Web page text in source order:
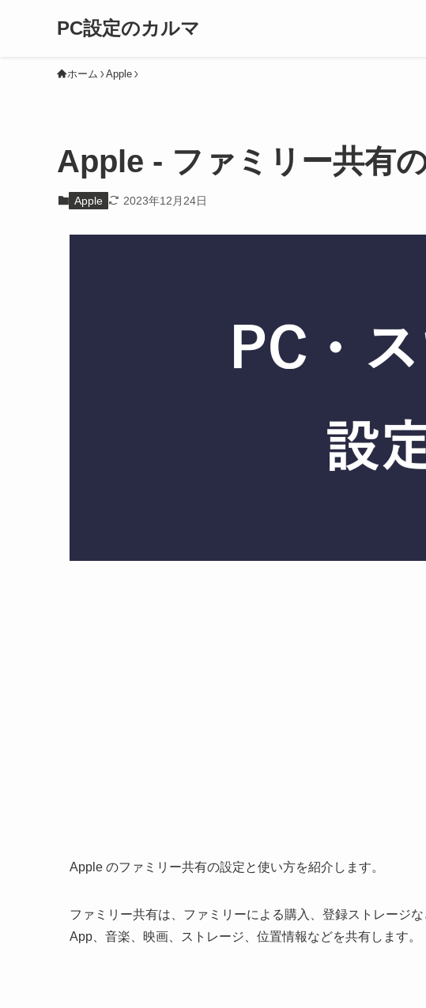
PC設定のカルマ
ホーム Apple
Apple - ファミリー共有
Apple 2023年12月24日
Apple のファミリー共有の設定と使い方を紹介します。
ファミリー共有は、ファミリーによる購入、登録ストレージ
App、音楽、映画、ストレージ、位置情報などを共有します。